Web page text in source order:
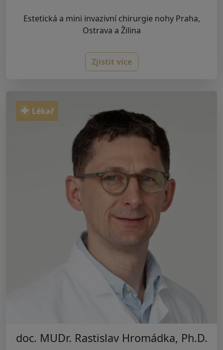
Estetická a mini invazivní chirurgie nohy Praha,
Ostrava a Žilina
Zjistit více
doc. MUDr. Rastislav Hromádka, Ph.D.
Lékař